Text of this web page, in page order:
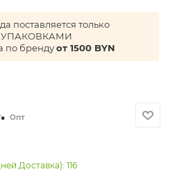
поставляется только
по брендуот 1500 BYN
Опт
Доставка): 116